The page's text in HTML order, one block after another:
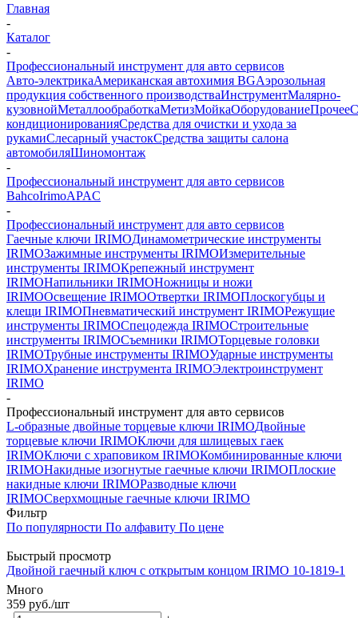
Главная
-
Каталог
-
Профессиональный инструмент для авто сервисов
Авто-электрикаАмериканская автохимия BGАэрозольная
продукция собственного производстваИнструментМалярно-
кузовнойМеталлообработкаМетизМойкаОборудованиеПрочее
кондиционированияСредства для очистки и ухода за
рукамиСлесарный участокСредства защиты салона
автомобиляШиномонтаж
-
Профессиональный инструмент для авто сервисов
BahcoIrimoAPAC
-
Профессиональный инструмент для авто сервисов
Гаечные ключи IRIMOДинамометрические инструменты
IRIMOЗажимные инструменты IRIMOИзмерительные
инструменты IRIMOКрепежный инструмент
IRIMOНапильники IRIMOНожницы и ножи
IRIMOОсвещение IRIMOОтвертки IRIMOПлоскогубцы и
клещи IRIMOПневматический инструмент IRIMOРежущие
инструменты IRIMOСпецодежда IRIMOСтроительные
инструменты IRIMOСъемники IRIMOТорцевые головки
IRIMOТрубные инструменты IRIMOУдарные инструменты
IRIMOХранение инструмента IRIMOЭлектроинструмент
IRIMO
-
Профессиональный инструмент для авто сервисов
L-образные двойные торцевые ключи IRIMOДвойные
торцевые ключи IRIMOКлючи для шлицевых гаек
IRIMOКлючи с храповиком IRIMOКомбинированные ключи
IRIMOНакидные изогнутые гаечные ключи IRIMOПлоские
накидные ключи IRIMOРазводные ключи
IRIMOСверхмощные гаечные ключи IRIMO
Фильтр
По популярности По алфавиту По цене
Быстрый просмотр
Двойной гаечный ключ с открытым концом IRIMO 10-1819-1
Много
359 руб./шт